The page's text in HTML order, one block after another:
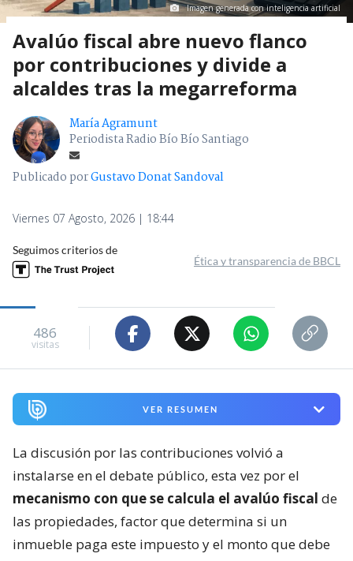
Imagen generada con inteligencia artificial
Avalúo fiscal abre nuevo flanco
por contribuciones y divide a
alcaldes tras la megarreforma
María Agramunt
Periodista Radio Bío Bío Santiago
Publicado porGustavo Donat Sandoval
Viernes 07 Agosto, 2026 | 18:44
Seguimos criterios de
Ética y transparencia de BBCL
486
visitas
VER RESUMEN
La discusión por las contribuciones volvió a
instalarse en el debate público, esta vez por el
mecanismo con que se calcula el avalúo fiscal de
las propiedades, factor que determina si un
inmueble paga este impuesto y el monto que debe